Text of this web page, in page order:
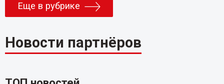
Еще в рубрике
Новости партнёров